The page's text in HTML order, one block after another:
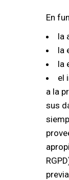
En
la
la
la
el
a la
sus